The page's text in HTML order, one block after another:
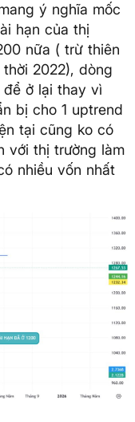
ý nghĩa mốc
hạn của thị
nữa ( trừ thiên
2022), dòng
ở lại thay vì
bị cho 1 uptrend
tại cũng ko có
với thị trường làm
nhiều vốn nhất